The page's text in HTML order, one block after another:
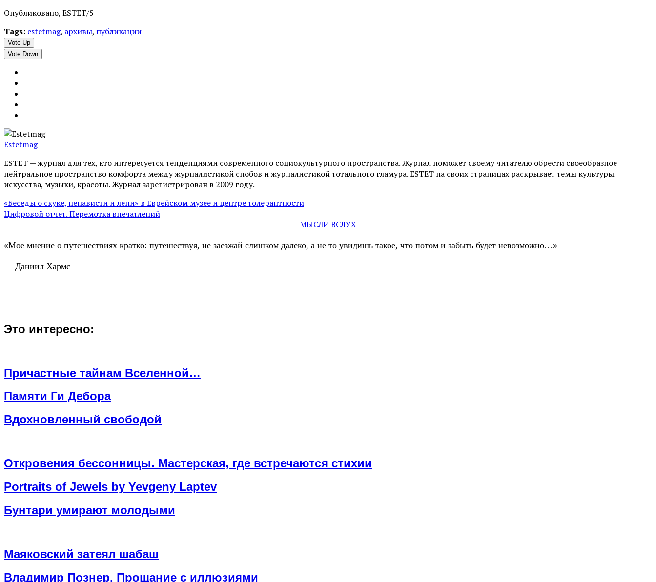
Опубликовано, ESTET/5
Tags: estetmag, архивы, публикации
Vote Up
Vote Down
Estetmag
ESTET — журнал для тех, кто интересуeтся тенденциями современного социокультурного пространства. Журнал поможет своему читателю обрести своеобразное
нейтральное пространство комфорта между журналистикой снобов и журналистикой тотального гламура. ESTET на своих страницах раскрывает темы культуры,
искусства, музыки, красоты. Журнал зарегистрирован в 2009 году.
«Беседы о скуке, ненависти и лени» в Еврейском музее и центре толерантности
Цифровой отчет. Перемотка впечатлений
МЫСЛИ ВСЛУХ
«Мое мнение о путешествиях кратко: путешествуя, не заезжай слишком далеко, а не то увидишь такое, что потом и забыть будет невозможно…»
— Даниил Хармс
Это интересно:
Причастные тайнам Вселенной…
Памяти Ги Дебора
Вдохновленный свободой
Откровения бессонницы. Мастерская, где встречаются стихии
Portraits of Jewels by Yevgeny Laptev
Бунтари умирают молодыми
Маяковский затеял шабаш
Владимир Познер. Прощание с иллюзиями